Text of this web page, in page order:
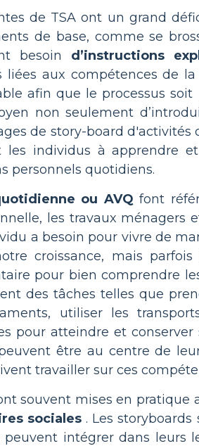
de TSA ont un grand
de base, comme se
besoin d’instructions
liées aux compétences de
afin que le processus
non seulement
de story-board
individus à apprendre
personnels quotidiens.
ou AVQ font
les travaux ménagers
a besoin pour vivre de
croissance, mais parfois
pour bien comprendre
des tâches telles que
utiliser les
pour atteindre et
être au centre de
travailler sur ces
souvent mises en
sociales . Les
intégrer dans leurs